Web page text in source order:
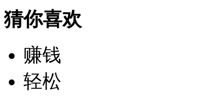
猜你喜欢
赚钱
轻松